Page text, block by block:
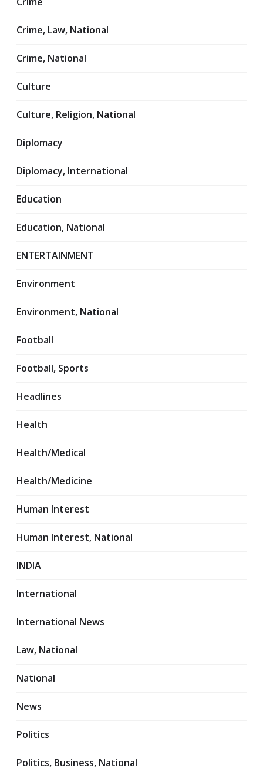
Crime, Law, National
Crime, National
Culture
Culture, Religion, National
Diplomacy
Diplomacy, International
Education
Education, National
ENTERTAINMENT
Environment
Environment, National
Football
Football, Sports
Headlines
Health
Health/Medical
Health/Medicine
Human Interest
Human Interest, National
INDIA
International
International News
Law, National
National
News
Politics
Politics, Business, National